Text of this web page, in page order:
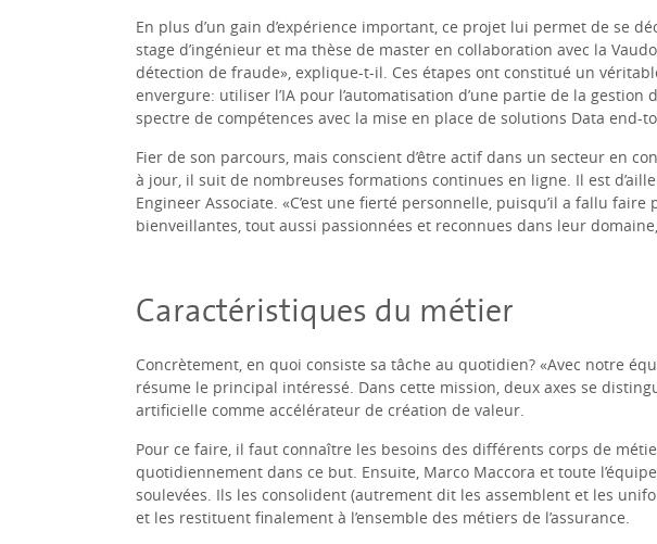
En plus d’un gain d’expérience important, ce projet lui permet de se
stage d’ingénieur et ma thèse de master en collaboration avec la
détection de fraude», explique-t-il. Ces étapes ont constitué un
envergure: utiliser l’IA pour l’automatisation d’une partie de la gestion
spectre de compétences avec la mise en place de solutions Data end-
Fier de son parcours, mais conscient d’être actif dans un secteur en
à jour, il suit de nombreuses formations continues en ligne. Il est
Engineer Associate. «C’est une fierté personnelle, puisqu’il a fallu
bienveillantes, tout aussi passionnées et reconnues dans leur
Caractéristiques du métier
Concrètement, en quoi consiste sa tâche au quotidien? «Avec notre
résume le principal intéressé. Dans cette mission, deux axes se
artificielle comme accélérateur de création de valeur.
Pour ce faire, il faut connaître les besoins des différents corps de
quotidiennement dans ce but. Ensuite, Marco Maccora et toute
soulevées. Ils les consolident (autrement dit les assemblent et les
et les restituent finalement à l’ensemble des métiers de l’assurance.